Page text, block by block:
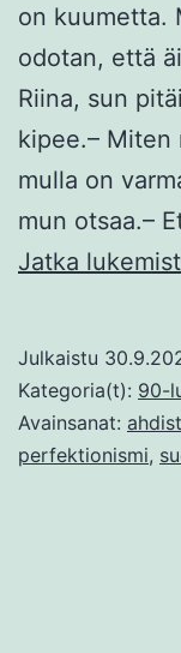
on kuumetta.
odotan, että
Riina, sun
kipee.– Miten
mulla on
mun otsaa.–
Jatka
Julkaistu
Kategoria(t): 90-
Avainsanat:
perfektionismi,